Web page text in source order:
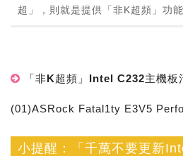
超」，則就是提供「非K超頻」功能
「非K超頻」Intel C232主機板
(01)ASRock Fatal1ty E3V5
小提醒：「千萬不要更新